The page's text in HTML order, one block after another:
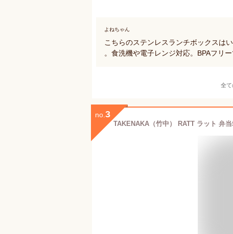
よねちゃん
こちらのステンレスランチボックスは
。食洗機や電子レンジ対応。BPAフリ
全て
no. 3